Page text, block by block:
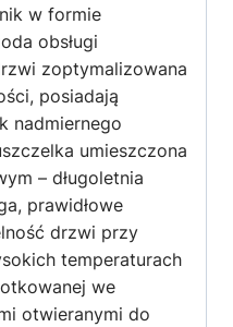
w formie
obsługi
zoptymalizowana
posiadają
nadmiernego
umieszczona
– długoletnia
prawidłowe
drzwi przy
temperaturach
we
otwieranymi do